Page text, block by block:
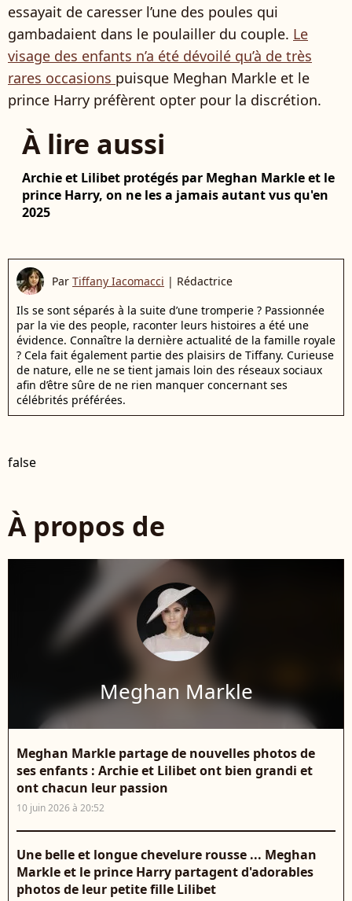
essayait de caresser l’une des poules qui
gambadaient dans le poulailler du couple. Le
visage des enfants n’a été dévoilé qu’à de très
rares occasions puisque Meghan Markle et le
prince Harry préfèrent opter pour la discrétion.
À lire aussi
Archie et Lilibet protégés par Meghan Markle et le
prince Harry, on ne les a jamais autant vus qu'en
2025
Par Tiffany Iacomacci | Rédactrice
Ils se sont séparés à la suite d’une tromperie ? Passionnée
par la vie des people, raconter leurs histoires a été une
évidence. Connaître la dernière actualité de la famille royale
? Cela fait également partie des plaisirs de Tiffany. Curieuse
de nature, elle ne se tient jamais loin des réseaux sociaux
afin d’être sûre de ne rien manquer concernant ses
célébrités préférées.
false
À propos de
Meghan Markle
Meghan Markle partage de nouvelles photos de
ses enfants : Archie et Lilibet ont bien grandi et
ont chacun leur passion
10 juin 2026 à 20:52
Une belle et longue chevelure rousse ... Meghan
Markle et le prince Harry partagent d'adorables
photos de leur petite fille Lilibet